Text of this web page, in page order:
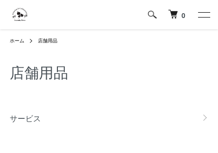
0
ホーム 店舗用品
店舗用品
サービス